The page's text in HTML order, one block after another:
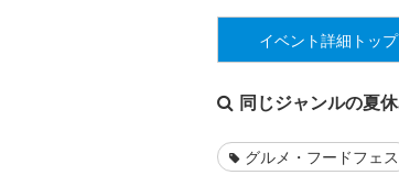
イベント詳細 トップ
同じジャンルの夏
グルメ・フードフェス